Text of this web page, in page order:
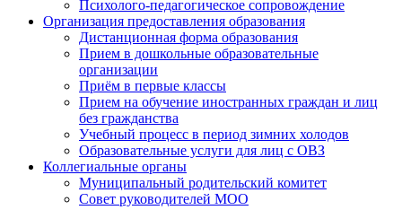
Психолого-педагогическое сопровождение
Организация предоставления образования
Дистанционная форма образования
Прием в дошкольные образовательные
организации
Приём в первые классы
Прием на обучение иностранных граждан и лиц
без гражданства
Учебный процесс в период зимних холодов
Образовательные услуги для лиц с ОВЗ
Коллегиальные органы
Муниципальный родительский комитет
Совет руководителей МОО